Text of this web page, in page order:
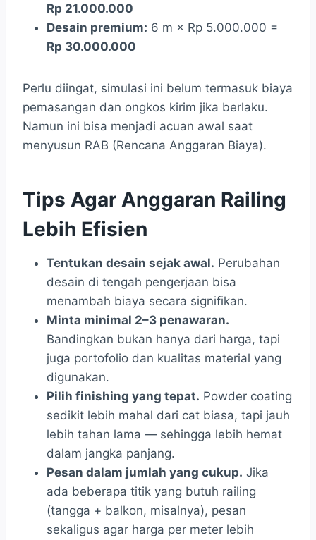
Rp 21.000.000
Desain premium: 6 m × Rp 5.000.000 =
Rp 30.000.000
Perlu diingat, simulasi ini belum termasuk biaya
pemasangan dan ongkos kirim jika berlaku.
Namun ini bisa menjadi acuan awal saat
menyusun RAB (Rencana Anggaran Biaya).
Tips Agar Anggaran Railing
Lebih Efisien
Tentukan desain sejak awal. Perubahan
desain di tengah pengerjaan bisa
menambah biaya secara signifikan.
Minta minimal 2–3 penawaran.
Bandingkan bukan hanya dari harga, tapi
juga portofolio dan kualitas material yang
digunakan.
Pilih finishing yang tepat. Powder coating
sedikit lebih mahal dari cat biasa, tapi jauh
lebih tahan lama — sehingga lebih hemat
dalam jangka panjang.
Pesan dalam jumlah yang cukup. Jika
ada beberapa titik yang butuh railing
(tangga + balkon, misalnya), pesan
sekaligus agar harga per meter lebih